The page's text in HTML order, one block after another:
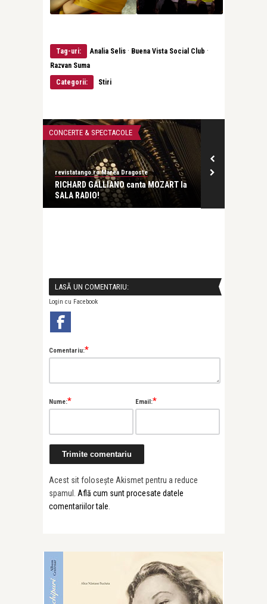
Tag-uri: Analia Selis · Buena Vista Social Club ·
Razvan Suma
Categorii:
Stiri
CONCERTE & SPECTACOLE
revistatango.ro Marea Dragoste
RICHARD GALLIANO canta MOZART la
SALA RADIO!
LASĂ UN COMENTARIU:
Login cu Facebook
Comentariu:*
Nume:* Email:*
Acest sit folosește Akismet pentru a reduce
spamul. Află cum sunt procesate datele
comentariilor tale